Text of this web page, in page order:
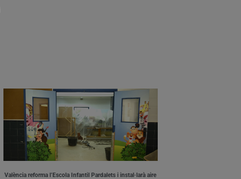
València reforma l’Escola Infantil Pardalets i instal·larà aire